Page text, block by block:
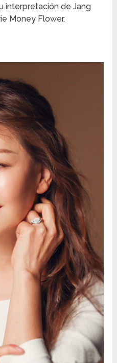
interpretación de Jang
Money Flower.